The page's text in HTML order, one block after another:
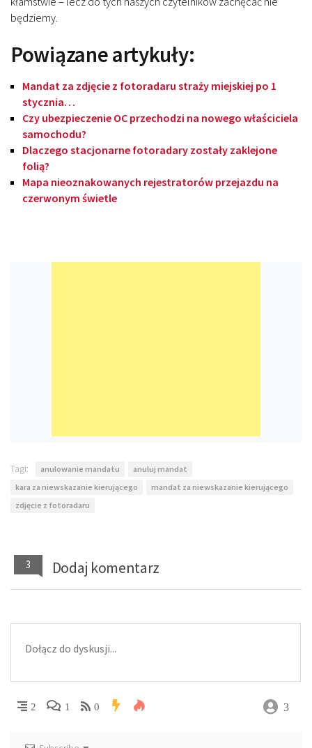
będziemy.
Powiązane artykuły:
Mandat za zdjęcie z fotoradaru straży miejskiej po 1
stycznia…
Czy ubezpieczenie OC przechodzi na nowego właściciela
samochodu?
Dlaczego stacjonarne fotoradary zostały zaklejone
folią?
Mapa nieoznakowanych rejestratorów przejazdu na
czerwonym świetle
Tagi: anulowanie mandatu
anuluj mandat
kara za niewskazanie kierującego
mandat za niewskazanie kierującego
zdjęcie z fotoradaru
3 Dodaj komentarz
2 1 0 3